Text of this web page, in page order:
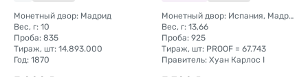
Монетный двор: Мадрид
Вес, г: 10
Проба: 835
Тираж, шт: 14.893.000
Год: 1870
Монетный двор: Испания, Мадрид
Вес, г: 13,66
Проба: 925
Тираж, шт: PROOF = 67.743
Правитель: Хуан Карлос I